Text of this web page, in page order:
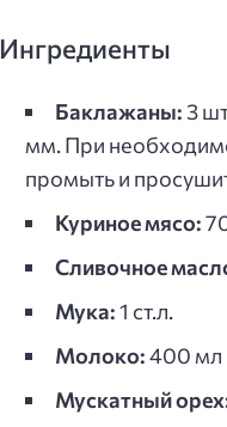
Ингредиенты
Баклажаны:3
мм. При
промыть и
Куриное мясо:
Сливочное
Мука:1 ст.л.
Молоко:400 мл
Мускатный